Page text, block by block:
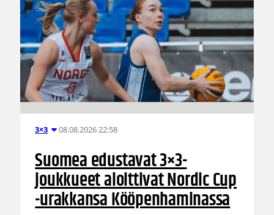
3×3 08.08.2026 22:58
Suomea edustavat 3×3-
joukkueet aloittivat Nordic Cup
-urakkansa Kööpenhaminassa